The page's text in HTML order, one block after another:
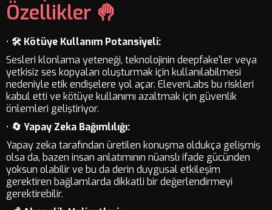
Özellikler 🤚
• 🛠️ Kötüye Kullanım Potansiyeli:
Sesleri klonlama yeteneği, teknolojinin deepfake'ler veya
yetkisiz ses kopyaları oluşturmak için kullanılabilmesi
nedeniyle etik endişelere yol açar. ElevenLabs bu riskleri
kabul etti ve kötüye kullanımı azaltmak için güvenlik
önlemleri geliştiriyor.
• 🔄 Yapay Zeka Bağımlılığı:
Yapay zeka tarafından üretilen konuşma oldukça gelişmiş
olsa da, bazen insan anlatımının nüanslı ifade gücünden
yoksun olabilir ve bu da derin duygusal etkileşim
gerektiren bağlamlarda dikkatli bir değerlendirmeyi
gerektirebilir.